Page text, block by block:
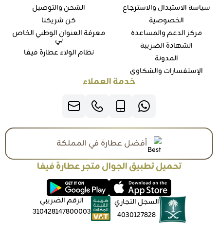
سياسة الاستبدال والاسترجاع
الخصوصية
مركز الدعم والمساعدة
الشهادة الضريبة
المدونة
الإستفسارات والشكاوي
الشحن والتوصيل
كن شريكنا
معرفة العنوان الوطني الخاص
بي
نظام الولاء عطارة فيفا
خدمة العملاء
أفضل عطارة في المملكة
تحميل تطبيق الجوال متجر عطارة فيفا
السجل التجاري
4030127828
الرقم الضريبي
310428147800003